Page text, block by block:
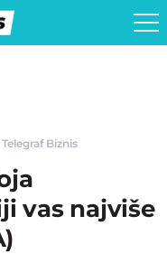
Biznis
vas najviše